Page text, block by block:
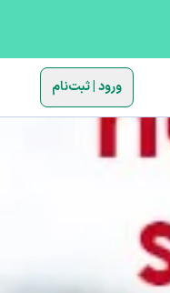
ورود | ثبت‌نام